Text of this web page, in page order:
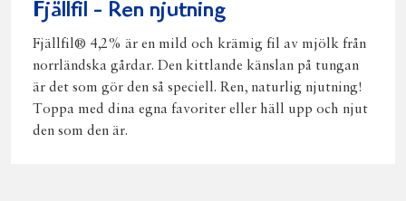
Fjällfil - Ren njutning
Fjällfil® 4,2% är en mild och krämig fil av mjölk från
norrländska gårdar. Den kittlande känslan på tungan
är det som gör den så speciell. Ren, naturlig njutning!
Toppa med dina egna favoriter eller häll upp och njut
den som den är.